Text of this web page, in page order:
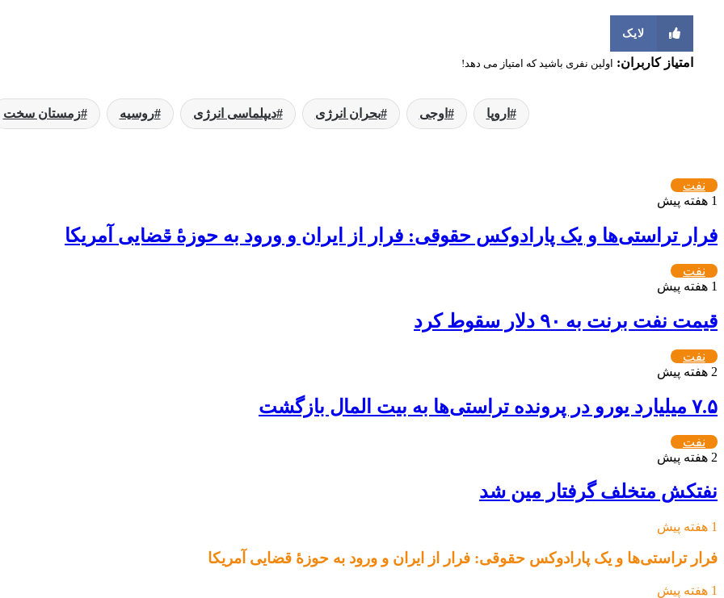
لایک
امتیاز کاربران: اولین نفری باشید که امتیاز می دهد!
اروپا اوجی بحران انرژی دیپلماسی انرژی روسیه زمستان سخت
بعدی را بخوانید
نفت
1 هفته پیش
فرار تراستی‌ها و یک پارادوکس حقوقی: فرار از ایران و ورود به حوزۀ قضایی آمریکا
نفت
1 هفته پیش
قیمت نفت برنت به ۹۰ دلار سقوط کرد
نفت
2 هفته پیش
۷.۵ میلیارد یورو در پرونده تراستی‌ها به بیت المال بازگشت
نفت
2 هفته پیش
نفتکش متخلف گرفتار مین شد
1 هفته پیش
فرار تراستی‌ها و یک پارادوکس حقوقی: فرار از ایران و ورود به حوزۀ قضایی آمریکا
1 هفته پیش